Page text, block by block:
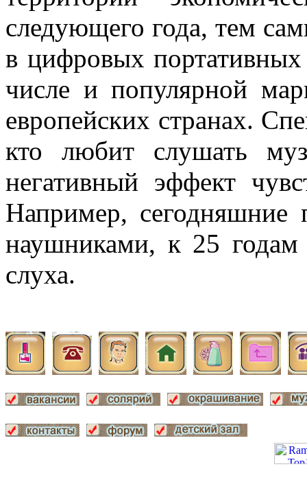
следующего года, тем
в цифровых
числе и популярной
европейских странах.
кто любит слушать
негативный эффект
Например, сегодняшние
наушниками, к 25
слуха.